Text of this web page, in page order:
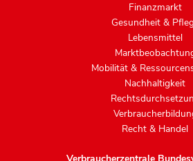
Finanzmarkt
Gesundheit &
Lebensmittel
Mobilität &
Nachhaltigkeit
Recht & Handel